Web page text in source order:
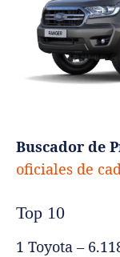
Buscador de
oficiales de
Top 10
1 Toyota –